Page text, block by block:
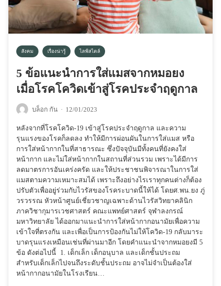
สังคม เรื่องน่ารู้ ไลฟ์สไตล์
5 ข้อแนะนำการใส่แมสจากหมอยง
เมื่อโรคโควิดเข้าสู่โรคประจำฤดูกาล
บล็อก กัน · 12/01/2023
หลังจากที่โรคโควิด-19 เข้าสู่โรคประจำฤดูกาล และความ
รุนแรงของโรคก็ลดลง ทำให้มีการผ่อนผันในการใส่แมส หรือ
การใส่หน้ากากในที่สาธารณะ ซึ่งปัจจุบันมีทั้งคนที่ยังคงใส่
หน้ากาก และไม่ใส่หน้ากากในสถานที่ส่วนรวม เพราะได้มีการ
ลดมาตรการอันเคร่งครัด และให้ประชาชนพิจารณาในการใส่
แมสตามความเหมาะสมได้ เพราะถึงอย่างไรเราทุกคนต่างก็ต้อง
ปรับตัวเพื่ออยู่ร่วมกับไวรัสของโรคระบาดนี้ให้ได้ โดยศ.พน.ยง ภู่
วรวรรณ หัวหน้าศูนย์เชี่ยวชาญเฉพาะด้านไวรัสวิทยาคลินิก
ภาควิชากุมารเวชศาสตร์ คณะแพทย์ศาสตร์ จุฬาลงกรณ์
มหาวิทยาลัย ได้ออกมาแนะนำการใส่หน้ากากอนามัยเพื่อความ
เข้าใจที่ตรงกัน และเพื่อเป็นการป้องกันไม่ให้โควิด-19 กลับมาระ
บาดรุนแรงเหมือนเช่นที่ผ่านมาอีก โดยคำแนะนำจากหมอยงมี 5
ข้อ ดังต่อไปนี้ 1. เด็กเล็ก เด็กอนุบาล และเด็กชั้นประถม
สำหรับเด็กเล็กไปจนถึงระดับชั้นประถม อาจไม่จำเป็นต้องใส่
หน้ากากอนามัยในโรงเรียน…